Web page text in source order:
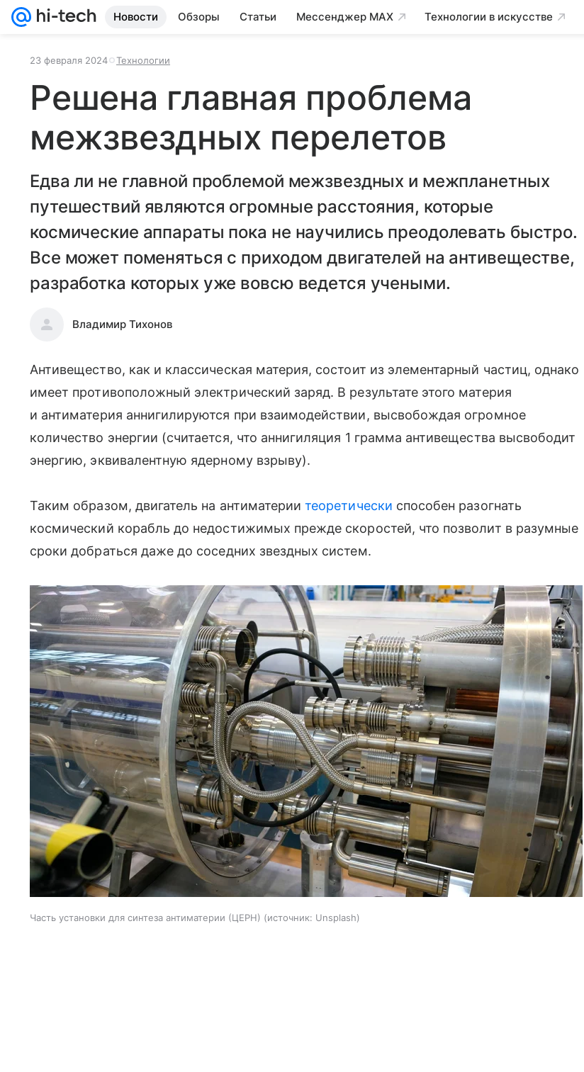
Новости Обзоры Статьи Мессенджер MAX Технологии в искусстве
23 февраля 2024 Технологии
Решена главная проблема
межзвездных перелетов
Едва ли не главной проблемой межзвездных и межпланетных
путешествий являются огромные расстояния, которые
космические аппараты пока не научились преодолевать быстро.
Все может поменяться с приходом двигателей на антивеществе,
разработка которых уже вовсю ведется учеными.
Владимир Тихонов
Антивещество, как и классическая материя, состоит из элементарный частиц, однако
имеет противоположный электрический заряд. В результате этого материя
и антиматерия аннигилируются при взаимодействии, высвобождая огромное
количество энергии (считается, что аннигиляция 1 грамма антивещества высвободит
энергию, эквивалентную ядерному взрыву).
Таким образом, двигатель на антиматериитеоретически способен разогнать
космический корабль до недостижимых прежде скоростей, что позволит в разумные
сроки добраться даже до соседних звездных систем.
Часть установки для синтеза антиматерии (ЦЕРН) источник: Unsplash